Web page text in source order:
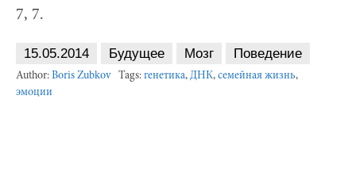
7, 7.
15.05.2014 Будущее Мозг Поведение
Author: Boris Zubkov Tags: генетика, ДНК, семейная жизнь,
эмоции